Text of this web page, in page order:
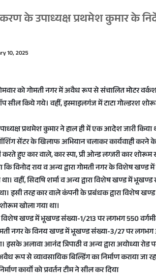
के उपाध्यक्ष प्रथमेश कुमार के
10, 2025
को गोमती नगर में अवैध रूप से संचालित मोटर
सील किये गये। वहीं, इस्माइलगंज में टाटा गोल्डरश
प्रथमेश कुमार ने हाल ही में एक आदेश जारी
सेंटर के खिलाफ अभियान चलाकर कार्यवाही करने
करते हुए कार वाले, कार स्पा, प्री ओन्ड लग्जरी कार
कि विनोद राय व अन्य द्वारा गोमती नगर के विशेष
वहीं, सिदषि शर्मा व अन्य द्वारा विशेष खण्ड में
इसी तरह कार वाले कंपनी के प्रबंधक द्वारा विशेष
खोला गया था।
विशेष खण्ड में भूखण्ड संख्या-1/213 पर लगभग 550
नगर के विनय खण्ड में भूखण्ड संख्या-3/27 पर लगभग
इसके अलावा आनंद त्रिपाठी व अन्य द्वारा अयोध्या
रूप से व्यावसायिक बिल्डिंग का निर्माण कराया जा
कार्यों को प्रवर्तन टीम ने सील कर दिया